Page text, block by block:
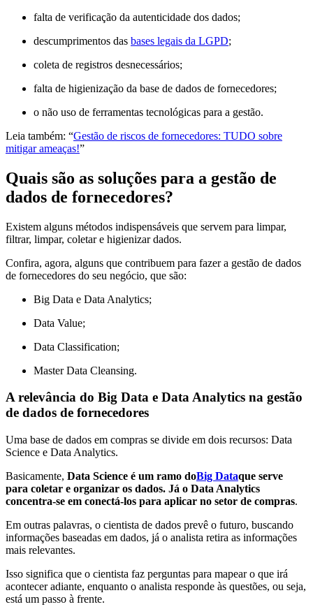
falta de verificação da autenticidade dos dados;
descumprimentos das bases legais da LGPD;
coleta de registros desnecessários;
falta de higienização da base de dados de fornecedores;
o não uso de ferramentas tecnológicas para a gestão.
Leia também: “Gestão de riscos de fornecedores: TUDO sobre
mitigar ameaças!”
Quais são as soluções para a gestão de
dados de fornecedores?
Existem alguns métodos indispensáveis que servem para limpar,
filtrar, limpar, coletar e higienizar dados.
Confira, agora, alguns que contribuem para fazer a gestão de dados
de fornecedores do seu negócio, que são:
Big Data e Data Analytics;
Data Value;
Data Classification;
Master Data Cleansing.
A relevância do Big Data e Data Analytics na gestão
de dados de fornecedores
Uma base de dados em compras se divide em dois recursos: Data
Science e Data Analytics.
Basicamente, Data Science é um ramo doBig Dataque serve
para coletar e organizar os dados. Já o Data Analytics
concentra-se em conectá-los para aplicar no setor de compras.
Em outras palavras, o cientista de dados prevê o futuro, buscando
informações baseadas em dados, já o analista retira as informações
mais relevantes.
Isso significa que o cientista faz perguntas para mapear o que irá
acontecer adiante, enquanto o analista responde às questões, ou seja,
está um passo à frente.